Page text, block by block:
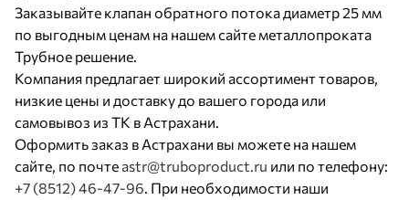
Заказывайте клапан обратного потока диаметр 25 мм
по выгодным ценам на нашем сайте металлопроката
Трубное решение.
Компания предлагает широкий ассортимент товаров,
низкие цены и доставку до вашего города или
самовывоз из ТК в Астрахани.
Оформить заказ в Астрахани вы можете на нашем
сайте, по почте astr@truboproduct.ru или по телефону:
+7 (8512) 46-47-96. При необходимости наши